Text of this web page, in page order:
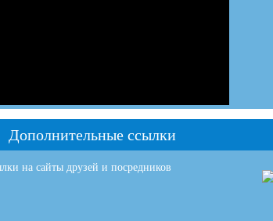
Дополнительные ссылки
на сайты друзей и посредников